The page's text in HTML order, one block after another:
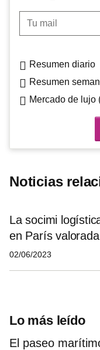
Tu mail
Resumen diario
Resumen
Mercado de lujo
Noticias
La socimi
en París
02/06/2023
Lo más leído
El paseo